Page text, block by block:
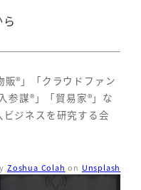
®」「クラウドファン
参謀®」「貿易家®」な
ジネスを研究する会
Zoshua Colah on Unsplash